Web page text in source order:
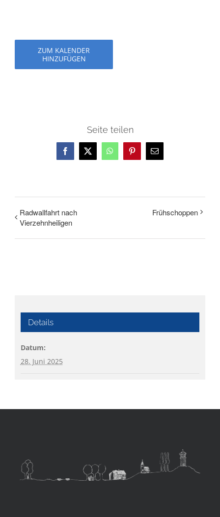
ZUM KALENDER
HINZUFÜGEN
Seite teilen
Facebook
X WhatsAppPinterest
E-
Mail
Radwallfahrt nach
Vierzehnheiligen
Frühschoppen
Details
Datum:
28. Juni 2025